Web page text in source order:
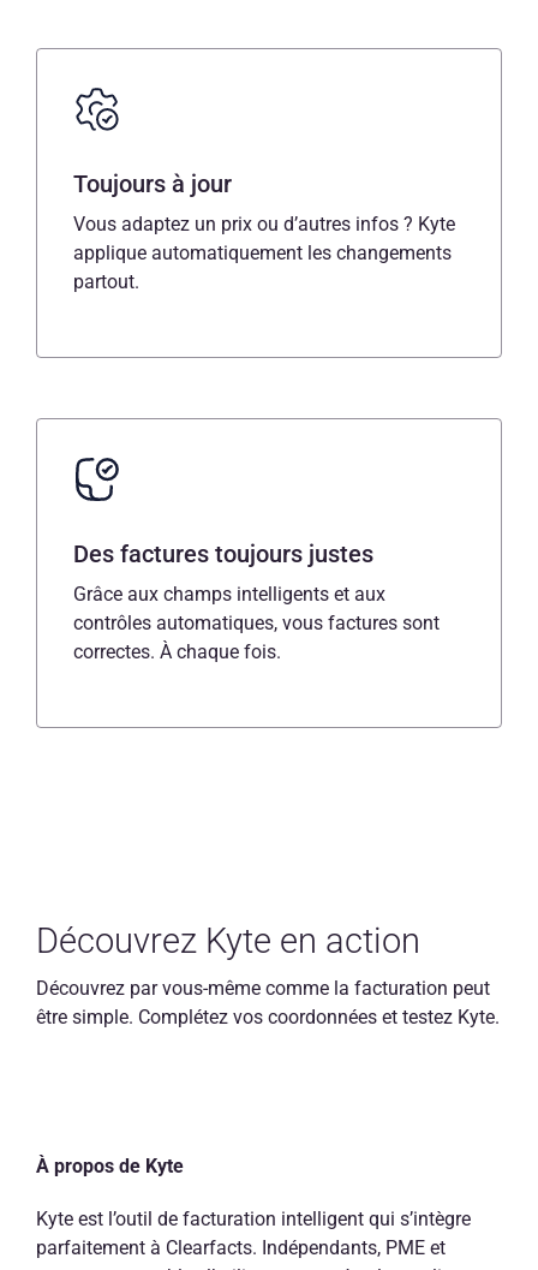
Toujours à jour
Vous adaptez un prix ou d’autres infos ? Kyte
applique automatiquement les changements
partout.
Des factures toujours justes
Grâce aux champs intelligents et aux
contrôles automatiques, vous factures sont
correctes. À chaque fois.
Découvrez Kyte en action
Découvrez par vous-même comme la facturation peut
être simple. Complétez vos coordonnées et testez Kyte.
À propos de Kyte
Kyte est l’outil de facturation intelligent qui s’intègre
parfaitement à Clearfacts. Indépendants, PME et